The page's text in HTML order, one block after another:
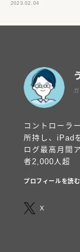
2023.02.04
コントローラ
所持し、iPad
ログ最高月間
者2,000人超
プロフィールを読む
X